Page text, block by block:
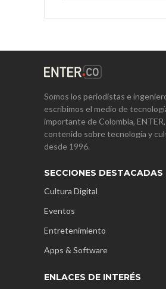
Somos los periodistas e
escribimos el medio de
importante de Colombia,
contenido sobre tecnología y
desde 1996.
SECCIONES DESTACADAS
Cultura Digital
Eventos
Entretenimiento
Apps & Software
ENLACES DE INTERÉS